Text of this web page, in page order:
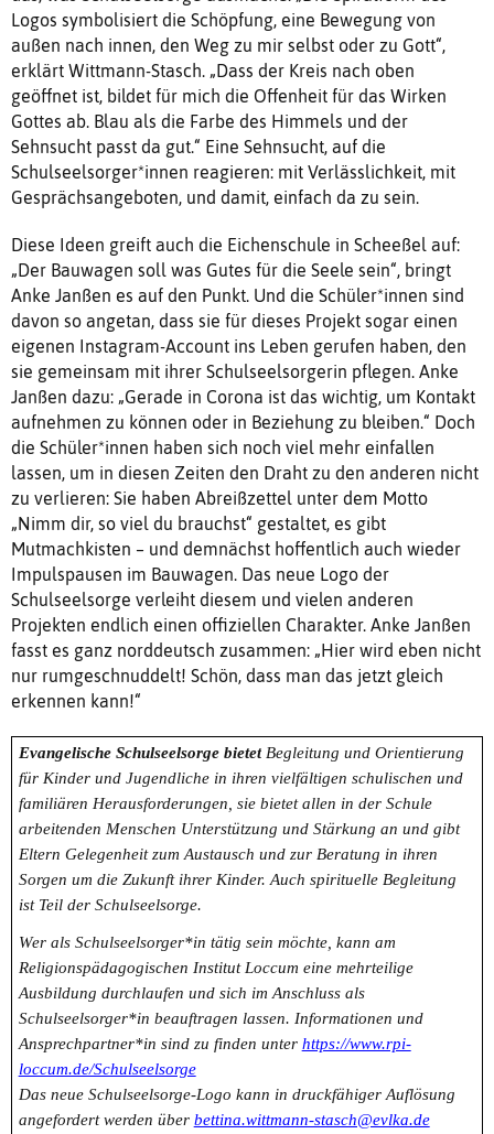
Logos symbolisiert die Schöpfung, eine Bewegung von
außen nach innen, den Weg zu mir selbst oder zu Gott“,
erklärt Wittmann-Stasch. „Dass der Kreis nach oben
geöffnet ist, bildet für mich die Offenheit für das Wirken
Gottes ab. Blau als die Farbe des Himmels und der
Sehnsucht passt da gut.“ Eine Sehnsucht, auf die
Schulseelsorger*innen reagieren: mit Verlässlichkeit, mit
Gesprächsangeboten, und damit, einfach da zu sein.
Diese Ideen greift auch die Eichenschule in Scheeßel auf:
„Der Bauwagen soll was Gutes für die Seele sein“, bringt
Anke Janßen es auf den Punkt. Und die Schüler*innen sind
davon so angetan, dass sie für dieses Projekt sogar einen
eigenen Instagram-Account ins Leben gerufen haben, den
sie gemeinsam mit ihrer Schulseelsorgerin pflegen. Anke
Janßen dazu: „Gerade in Corona ist das wichtig, um Kontakt
aufnehmen zu können oder in Beziehung zu bleiben.“ Doch
die Schüler*innen haben sich noch viel mehr einfallen
lassen, um in diesen Zeiten den Draht zu den anderen nicht
zu verlieren: Sie haben Abreißzettel unter dem Motto
„Nimm dir, so viel du brauchst“ gestaltet, es gibt
Mutmachkisten – und demnächst hoffentlich auch wieder
Impulspausen im Bauwagen. Das neue Logo der
Schulseelsorge verleiht diesem und vielen anderen
Projekten endlich einen offiziellen Charakter. Anke Janßen
fasst es ganz norddeutsch zusammen: „Hier wird eben nicht
nur rumgeschnuddelt! Schön, dass man das jetzt gleich
erkennen kann!“
Evangelische Schulseelsorge bietetBegleitung und Orientierung
für Kinder und Jugendliche in ihren vielfältigen schulischen und
familiären Herausforderungen, sie bietet allen in der Schule
arbeitenden Menschen Unterstützung und Stärkung an und gibt
Eltern Gelegenheit zum Austausch und zur Beratung in ihren
Sorgen um die Zukunft ihrer Kinder. Auch spirituelle Begleitung
ist Teil der Schulseelsorge.
Wer als Schulseelsorger*in tätig sein möchte, kann am
Religionspädagogischen Institut Loccum eine mehrteilige
Ausbildung durchlaufen und sich im Anschluss als
Schulseelsorger*in beauftragen lassen. Informationen und
Ansprechpartner*in sind zu finden unter https://www.rpi-
loccum.de/Schulseelsorge
Das neue Schulseelsorge-Logo kann in druckfähiger Auflösung
angefordert werden über bettina.wittmann-stasch@evlka.de